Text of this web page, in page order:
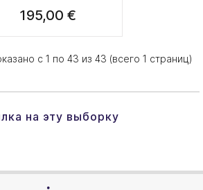
195,00 €
с 1 по 43 из 43 (всего 1 страниц)
на эту выборку